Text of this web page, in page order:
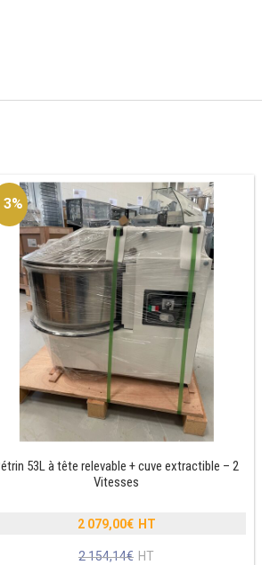
3%
53L à tête relevable + cuve extractible – 2
Vitesses
2 154,14€
prix
2 079,00€
Le